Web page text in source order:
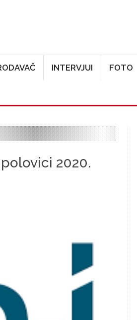
INTERVJUI FOTO
2020.